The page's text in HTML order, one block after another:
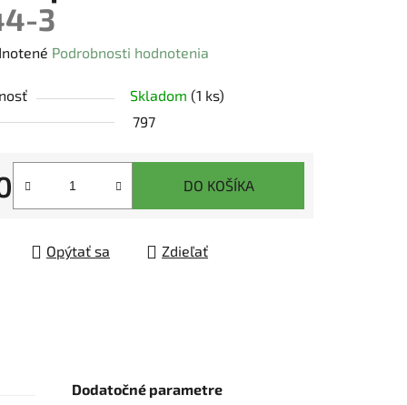
3
Podrobnosti hodnotenia
Skladom (1 ks)
797
cena:
DO KOŠÍKA
Opýtať sa Zdieľať
Dodatočné parametre